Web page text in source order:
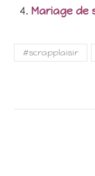
Mariage de
#scrapplaisir